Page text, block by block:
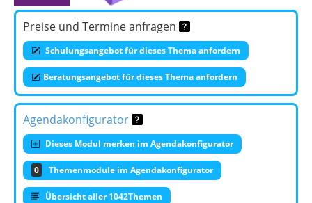
Preise und Termine anfragen
Schulungsangebot für dieses Thema anfordern
Beratungsangebot für dieses Thema anfordern
Agendakonfigurator
Dieses Modul merken im Agendakonfigurator
0 Themenmodule im Agendakonfigurator
Übersicht aller 1042Themen